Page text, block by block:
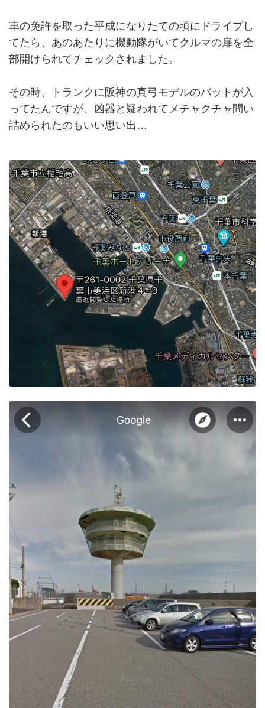
車の免許を取った平成になりたての頃にドライブし
てたら、あのあたりに機動隊がいてクルマの扉を全
部開けられてチェックされました。
その時、トランクに阪神の真弓モデルのバットが入
ってたんですが、凶器と疑われてメチャクチャ問い
詰められたのもいい思い出…